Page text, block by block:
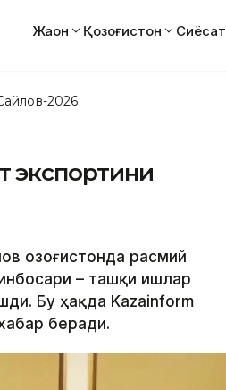
Жаҳон Қозоғистон Сиёсат
2026
экспортини
Қозоғистонда расмий
– ташқи ишлар
Бу ҳақда Kazainform
беради.